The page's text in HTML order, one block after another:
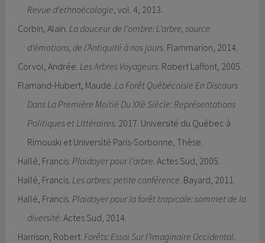
Revue d’ethnoécologie, vol. 4, 2013.
Corbin, Alain.La douceur de l’ombre: L’arbre, source
d’émotions, de l’Antiquité à nos jours. Flammarion, 2014.
Corvol, Andrée.Les Arbres Voyageurs. Robert Laffont, 2005.
Flamand-Hubert, Maude.La Forêt Québécoisie En Discours
Dans La Première Moitié Du XXè Siècle: Représentations
Politiques et Littéraires. 2017. Université du Québec à
Rimouski et Université Paris-Sorbonne, Thèse.
Hallé, Francis.Plaidoyer pour l’arbre. Actes Sud, 2005.
Hallé, Francis.Les arbres: petite conférence. Bayard, 2011.
Hallé, Francis.Plaidoyer pour la forêt tropicale: sommet de la
diversité. Actes Sud, 2014.
Harrison, Robert.Forêts: Essai Sur l’imaginaire Occidental.